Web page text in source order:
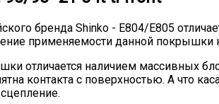
бренда Shinko - E804/E805
применяемости данной покрышки на
отличается наличием массивных
контакта с поверхностью. А что